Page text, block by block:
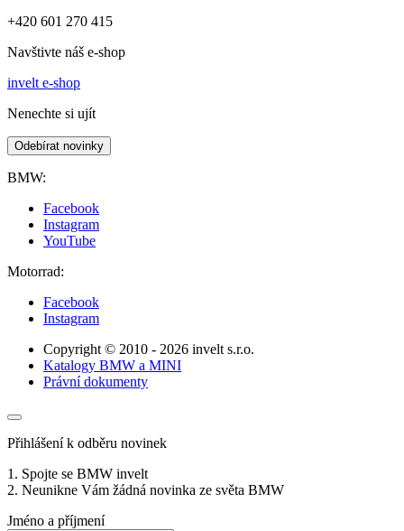
+420 601 270 415
Navštivte náš e-shop
invelt e-shop
Nenechte si ujít
Odebírat novinky
BMW:
Facebook
Instagram
YouTube
Motorrad:
Facebook
Instagram
Copyright © 2010 - 2026 invelt s.r.o.
Katalogy BMW a MINI
Právní dokumenty
Přihlášení k odběru novinek
1. Spojte se BMW invelt
2. Neunikne Vám žádná novinka ze světa BMW
Jméno a příjmení